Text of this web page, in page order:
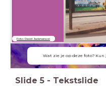
Wat zie je op deze foto?
Foto: David Jackmanson
Slide 5 - Tekstslide